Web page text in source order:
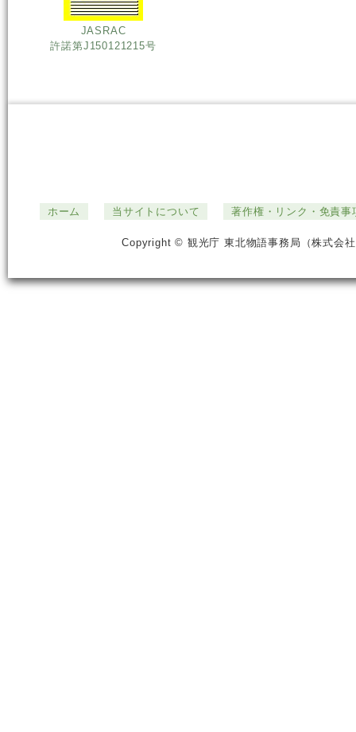
JASRAC
許諾第J150121215号
ホーム 当サイトについて 著作権・リンク・免責事
Copyright © 観光庁 東北物語事務局（株式会